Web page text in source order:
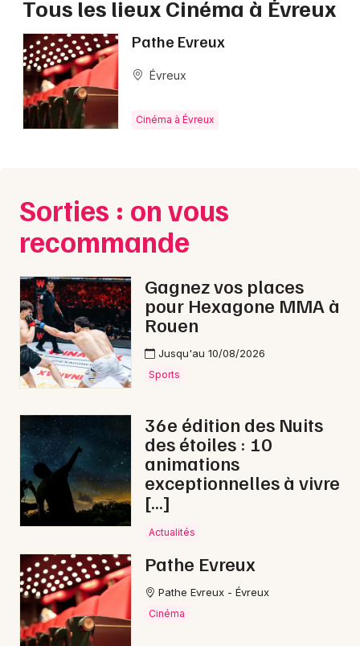
Cinéma en Haute-Normandie
Cinéma en Normandie
Artistes en tournée
Actus à Évreux
Magazine à Évreux
27 - Eure
Choisir mes départements
Tous les lieux Cinéma à Évreux
Pathe Evreux
Évreux
Cinéma à Évreux
Sorties : on vous
recommande
Gagnez vos places
pour Hexagone MMA à
Rouen
Jusqu'au 10/08/2026
Sports
36e édition des Nuits
des étoiles : 10
animations
exceptionnelles à vivre
[…]
Actualités
Pathe Evreux
Pathe Evreux - Évreux
Cinéma